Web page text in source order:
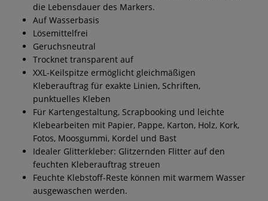
die Lebensdauer des Markers.
Auf Wasserbasis
Lösemittelfrei
Geruchsneutral
Trocknet transparent auf
XXL-Keilspitze ermöglicht gleichmäßigen
Kleberauftrag für exakte Linien, Schriften,
punktuelles Kleben
Für Kartengestaltung, Scrapbooking und leichte
Klebearbeiten mit Papier, Pappe, Karton, Holz, Kork,
Fotos, Moosgummi, Kordel und Bast
Idealer Glitterkleber: Glitzernden Flitter auf den
feuchten Kleberauftrag streuen
Feuchte Klebstoff-Reste können mit warmem Wasser
ausgewaschen werden.